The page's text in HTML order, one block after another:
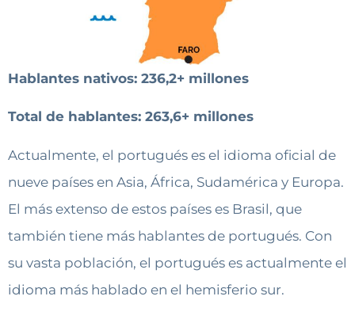
Hablantes nativos: 236,2+ millones
Total de hablantes: 263,6+ millones
Actualmente, el portugués es el idioma oficial de
nueve países en Asia, África, Sudamérica y Europa.
El más extenso de estos países es Brasil, que
también tiene más hablantes de portugués. Con
su vasta población, el portugués es actualmente el
idioma más hablado en el hemisferio sur.